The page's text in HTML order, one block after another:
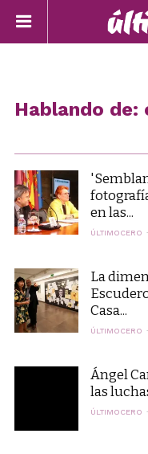
Hablando de:
en las...
ÚLTIMOCERO
La
Casa...
ÚLTIMOCERO
Ángel
las
ÚLTIMOCERO